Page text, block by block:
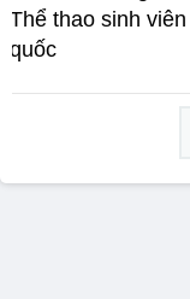
Thể thao sinh
quốc